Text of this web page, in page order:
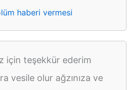
haberi vermesi
için teşekkür ederim
vesile olur ağzınıza ve